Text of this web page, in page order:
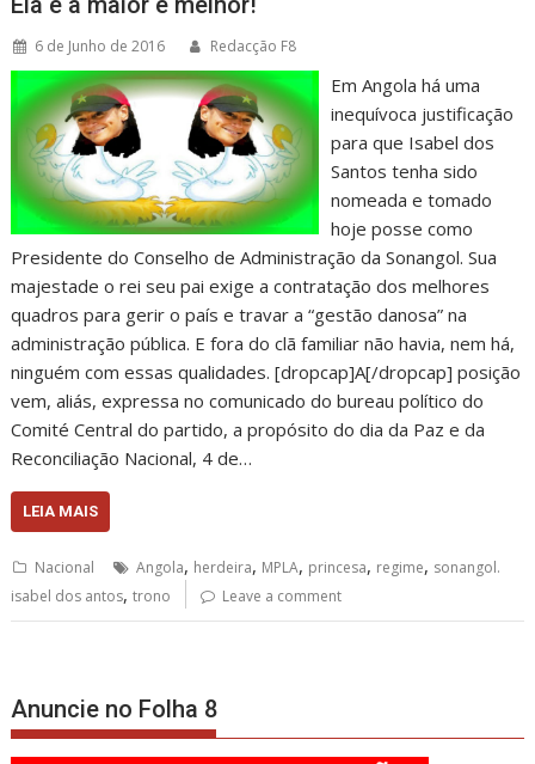
6 de Junho de 2016 Redacção F8
Em Angola há uma
inequívoca justificação
para que Isabel dos
Santos tenha sido
nomeada e tomado
hoje posse como
Presidente do Conselho de Administração da Sonangol. Sua
majestade o rei seu pai exige a contratação dos melhores
quadros para gerir o país e travar a “gestão danosa” na
administração pública. E fora do clã familiar não havia, nem há,
ninguém com essas qualidades. [dropcap]A[/dropcap] posição
vem, aliás, expressa no comunicado do bureau político do
Comité Central do partido, a propósito do dia da Paz e da
Reconciliação Nacional, 4 de…
LEIA MAIS
Nacional Angola, herdeira, MPLA, princesa, regime, sonangol.
isabel dos antos,trono Leave a comment
Anuncie no Folha 8